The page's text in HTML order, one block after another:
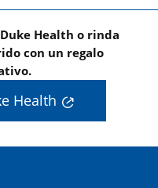
Health o rinda
con un regalo
Health